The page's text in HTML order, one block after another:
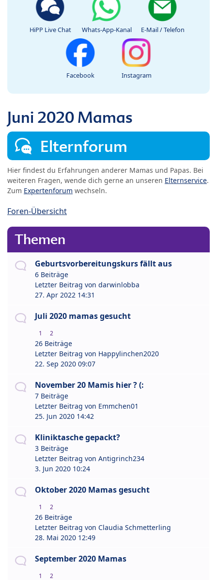
HiPP Live Chat Whats-App-Kanal E-Mail / Telefon
Facebook Instagram
Juni 2020 Mamas
Elternforum
Hier findest du Erfahrungen anderer Mamas und Papas. Bei
weiteren Fragen, wende dich gerne an unseren Elternservice.
Zum Expertenforum wechseln.
Foren-Übersicht
Themen
Geburtsvorbereitungskurs fällt aus
6 Beiträge
Letzter Beitrag von darwinlobba
27. Apr 2022 14:31
Juli 2020 mamas gesucht
1 2
26 Beiträge
Letzter Beitrag von Happylinchen2020
22. Sep 2020 09:07
November 20 Mamis hier ? (:
7 Beiträge
Letzter Beitrag von Emmchen01
25. Jun 2020 14:42
Kliniktasche gepackt?
3 Beiträge
Letzter Beitrag von Antigrinch234
3. Jun 2020 10:24
Oktober 2020 Mamas gesucht
1 2
26 Beiträge
Letzter Beitrag von Claudia Schmetterling
28. Mai 2020 12:49
September 2020 Mamas
1 2